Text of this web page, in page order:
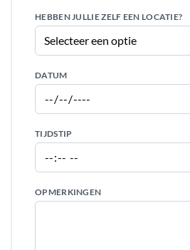
HEBBEN JULLIE ZELF EEN LOCATIE?
DATUM
TIJDSTIP
OPMERKINGEN